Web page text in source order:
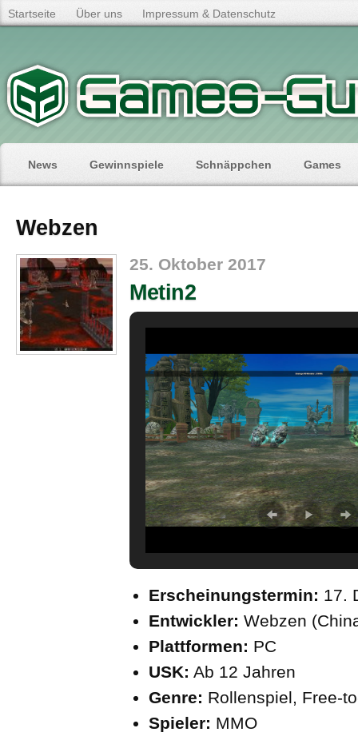
Startseite Über uns Impressum & Datenschutz
News Gewinnspiele Schnäppchen Games
Webzen
25. Oktober 2017
Metin2
Erscheinungstermin: 17.
Entwickler: Webzen
Plattformen: PC
USK: Ab 12 Jahren
Genre: Rollenspiel, Free-
Spieler: MMO